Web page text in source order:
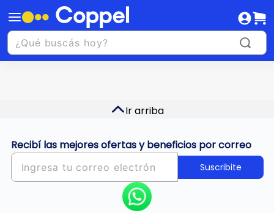
Ir arriba
Recibí las mejores ofertas y beneficios por correo
Suscribite